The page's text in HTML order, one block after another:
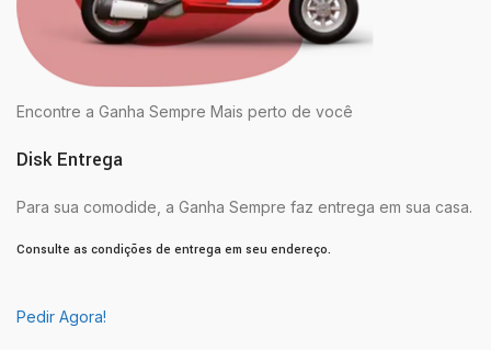
Encontre a Ganha Sempre Mais perto de você
Disk Entrega
Para sua comodide, a Ganha Sempre faz entrega em sua casa.
Consulte as condições de entrega em seu endereço.
Pedir Agora!